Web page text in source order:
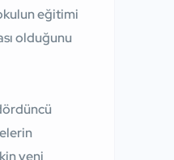
eğitimi
olduğunu
yeni